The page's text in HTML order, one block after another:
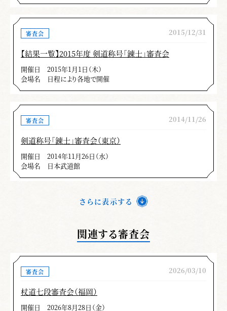
審査会 2015/12/31
【結果一覧】2015年度 剣道称号「錬士」審査会
開催日
2015年1月1日（木）
会場名
日程により各地で開催
審査会 2014/11/26
剣道称号「錬士」審査会（東京）
開催日
2014年11月26日（水）
会場名
日本武道館
さらに表示する
関連する審査会
審査会 2026/03/10
杖道七段審査会（福岡）
開催日
2026年8月28日（金）